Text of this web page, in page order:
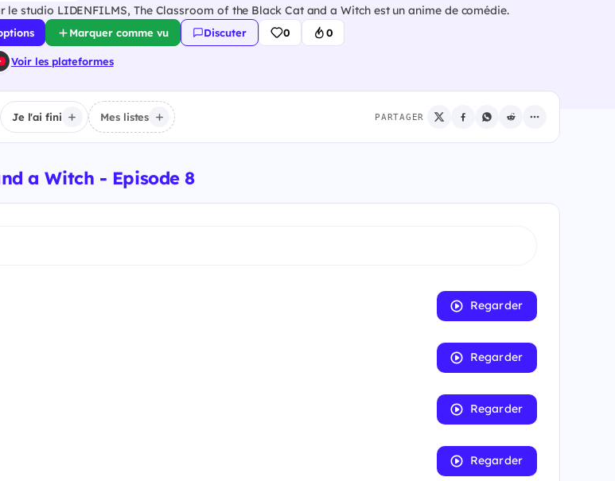
le studio LIDENFILMS, The Classroom of the Black Cat and a Witch est un anime de comédie.
Marquer comme vu Discuter 0 0
Voir les plateformes
Je l'ai fini Mes listes PARTAGER
a Witch - Episode 8
Regarder
Regarder
Regarder
Regarder